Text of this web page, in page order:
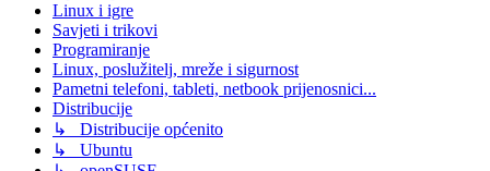
Linux i igre
Savjeti i trikovi
Programiranje
Linux, poslužitelj, mreže i sigurnost
Pametni telefoni, tableti, netbook prijenosnici...
Distribucije
↳ Distribucije općenito
↳ Ubuntu